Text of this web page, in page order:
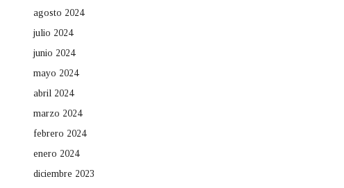
agosto 2024
julio 2024
junio 2024
mayo 2024
abril 2024
marzo 2024
febrero 2024
enero 2024
diciembre 2023